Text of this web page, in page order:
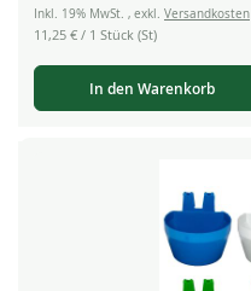
Inkl. 19% MwSt. , exkl. Versandkosten
11,25 € / 1 Stück (St)
In den Warenkorb